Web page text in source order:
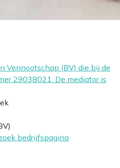
Vennootschap (BV) die bij de
29038021. De mediator is
bedrijfspagina